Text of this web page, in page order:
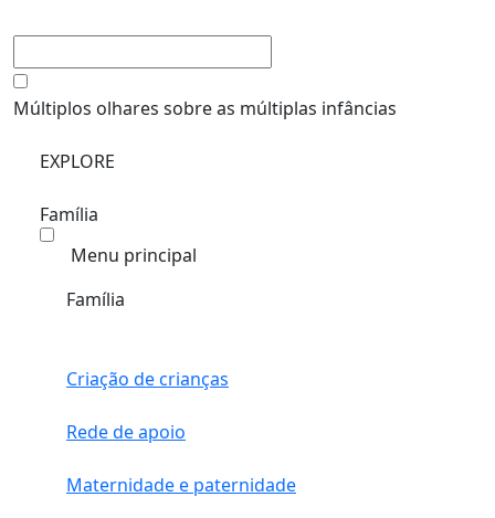
Múltiplos olhares sobre as múltiplas infâncias
EXPLORE
Família
Menu principal
Família
Criação de crianças
Rede de apoio
Maternidade e paternidade